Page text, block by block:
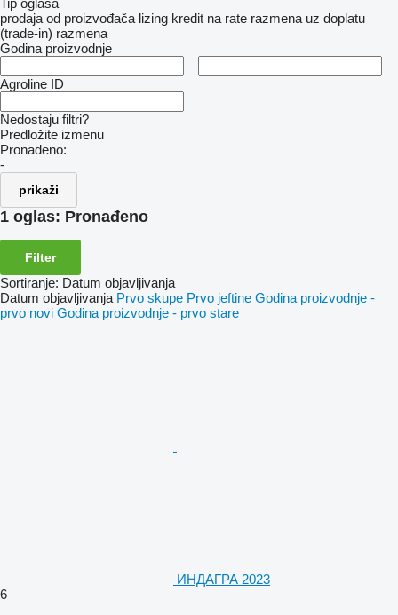
Tip oglasa
prodaja od proizvođača lizing kredit na rate razmena uz doplatu
(trade-in) razmena
Godina proizvodnje
–
Agroline ID
Nedostaju filtri?
Predložite izmenu
Pronađeno:
-
prikaži
1 oglas: Pronađeno
Filter
Sortiranje: Datum objavljivanja
Datum objavljivanja Prvo skupe Prvo jeftine Godina proizvodnje -
prvo novi Godina proizvodnje - prvo stare
ИНДАГРА 2023
6